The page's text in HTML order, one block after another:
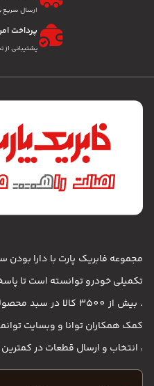
ارسال سریع
پرداخت
پشتیبانی
مجموعه فابریک پارت با دارا بودن
تکمیلی خودرو توانسته است تا
. بیش از 3500 کالا
کمک همکاران توانا و وبسایت
، انتخاب و ارسال قطعات در